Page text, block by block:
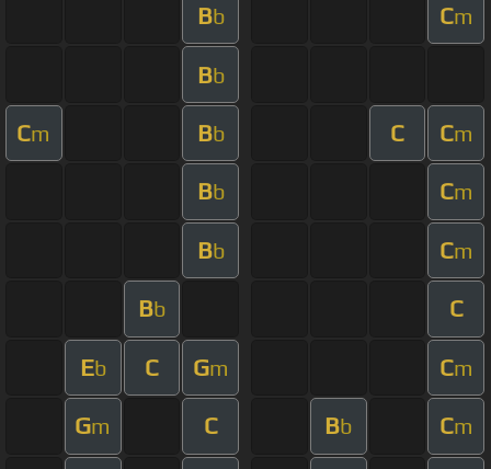
Bb Cm
Bb
Cm Bb C Cm
Bb Cm
Bb Cm
Bb C
Eb C Gm Cm
Gm C Bb Cm